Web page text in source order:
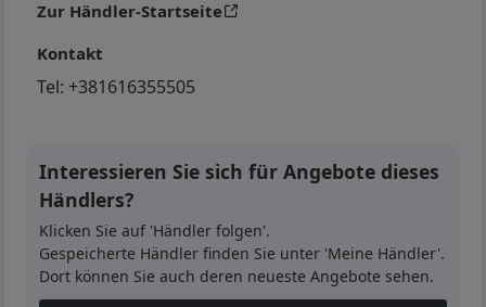
Zur Händler-Startseite
Kontakt
Tel: +381616355505
Interessieren Sie sich für Angebote dieses
Händlers?
Klicken Sie auf 'Händler folgen'.
Gespeicherte Händler finden Sie unter 'Meine Händler'.
Dort können Sie auch deren neueste Angebote sehen.